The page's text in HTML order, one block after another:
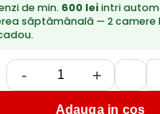
de min. 600 leiintri
săptămânală — 2 camere
- +
Adauga in cos